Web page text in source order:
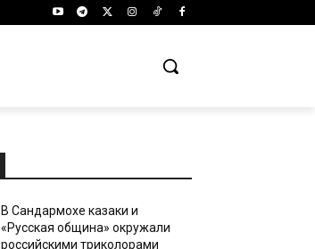
В Сандармохе казаки и
«Русская община» окружали
российскими триколорами